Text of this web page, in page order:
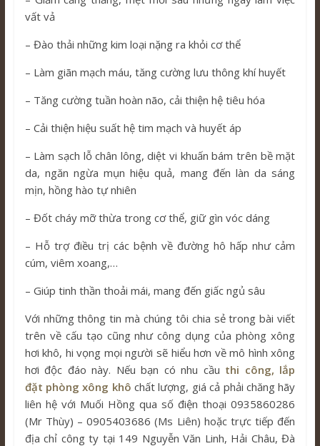
vất vả
– Đào thải những kim loại nặng ra khỏi cơ thể
– Làm giãn mạch máu, tăng cường lưu thông khí huyết
– Tăng cường tuần hoàn não, cải thiện hệ tiêu hóa
– Cải thiện hiệu suất hệ tim mạch và huyết áp
– Làm sạch lỗ chân lông, diệt vi khuấn bám trên bề mặt
da, ngăn ngừa mụn hiệu quả, mang đến làn da sáng
mịn, hồng hào tự nhiên
– Đốt cháy mỡ thừa trong cơ thể, giữ gìn vóc dáng
– Hỗ trợ điều trị các bệnh về đường hô hấp như cảm
cúm, viêm xoang,…
– Giúp tinh thần thoải mái, mang đến giấc ngủ sâu
Với những thông tin mà chúng tôi chia sẻ trong bài viết
trên về cấu tạo cũng như công dụng của phòng xông
hơi khô, hi vọng mọi người sẽ hiểu hơn về mô hình xông
hơi độc đáo này. Nếu bạn có nhu cầu thi công, lắp
đặt phòng xông khô chất lượng, giá cả phải chăng hãy
liên hệ với Muối Hồng qua số điện thoại 0935860286
(Mr Thùy) – 0905403686 (Ms Liên) hoặc trực tiếp đến
địa chỉ công ty tại 149 Nguyễn Văn Linh, Hải Châu, Đà